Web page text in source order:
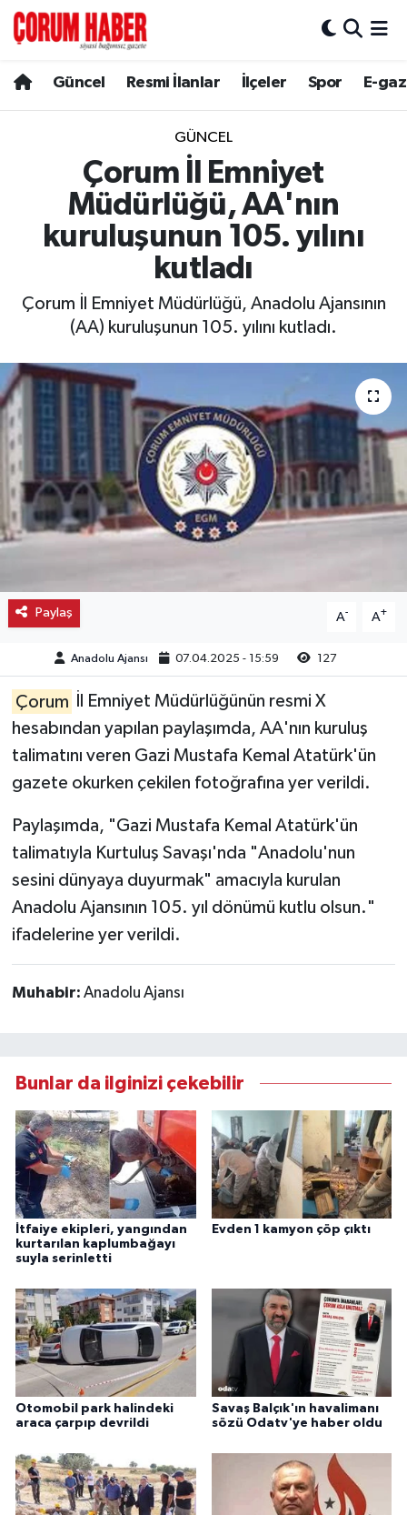
Güncel Resmi İlanlar İlçeler Spor E-
GÜNCEL
Çorum İl Emniyet
Müdürlüğü, AA'nın
kuruluşunun 105. yılını
kutladı
Çorum İl Emniyet Müdürlüğü, Anadolu Ajansının
(AA) kuruluşunun 105. yılını kutladı.
Paylaş A- A+
Anadolu Ajansı 07.04.2025 - 15:59 127
Çorum
İl Emniyet Müdürlüğünün resmi X
hesabından yapılan paylaşımda, AA'nın kuruluş
talimatını veren Gazi Mustafa Kemal Atatürk'ün
gazete okurken çekilen fotoğrafına yer verildi.
Paylaşımda, "Gazi Mustafa Kemal Atatürk'ün
talimatıyla Kurtuluş Savaşı'nda "Anadolu'nun
sesini dünyaya duyurmak" amacıyla kurulan
Anadolu Ajansının 105. yıl dönümü kutlu olsun."
ifadelerine yer verildi.
Muhabir: Anadolu Ajansı
Bunlar da ilginizi çekebilir
İtfaiye ekipleri, yangından
kurtarılan kaplumbağayı
suyla serinletti
Evden 1 kamyon çöp çıktı
Otomobil park halindeki
araca çarpıp devrildi
Savaş Balçık'ın havalimanı
sözü Odatv'ye haber oldu
Spor
Resmi İlanlar
Alaca
Boğazkale
İskilip
Kargı
Laçin
Mecitözü
Ortaköy
Sungurlu
Uğurludağ
Hava Durumu
Çorum Namaz Vakitleri
Trafik Durumu
Süper Lig Puan Durumu ve Fikstür
Tüm Manşetler
Haber Arşivi